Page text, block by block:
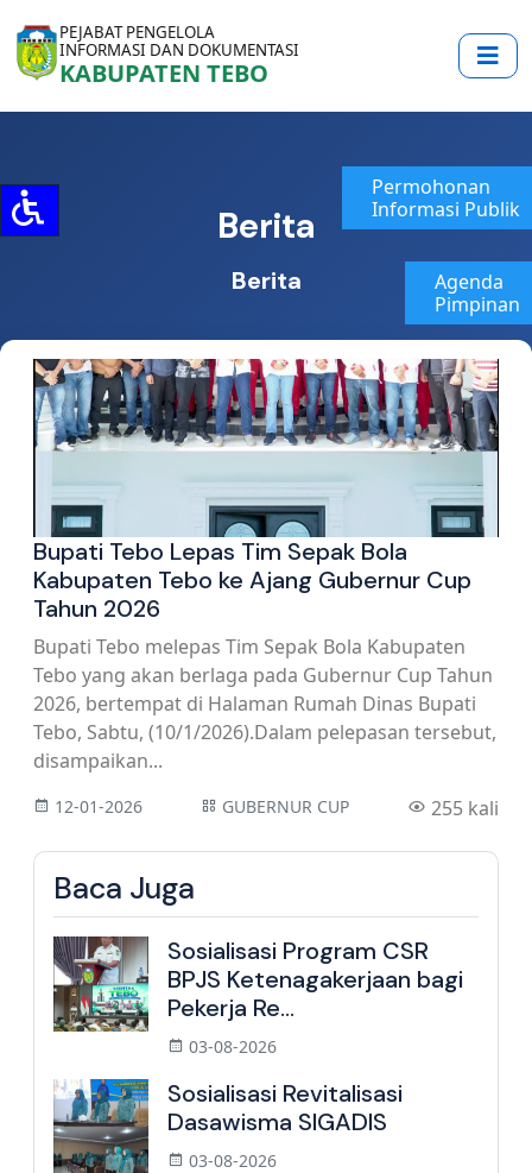
Permohonan
Informasi Publik
Agenda
Pimpinan
PEJABAT PENGELOLA
INFORMASI DAN DOKUMENTASI
KABUPATEN TEBO
Berita
Berita
Bupati Tebo Lepas Tim Sepak Bola
Kabupaten Tebo ke Ajang Gubernur Cup
Tahun 2026
Bupati Tebo melepas Tim Sepak Bola Kabupaten
Tebo yang akan berlaga pada Gubernur Cup Tahun
2026, bertempat di Halaman Rumah Dinas Bupati
Tebo, Sabtu, (10/1/2026).Dalam pelepasan tersebut,
disampaikan...
12-01-2026 GUBERNUR CUP 255 kali
Baca Juga
Sosialisasi Program CSR
BPJS Ketenagakerjaan bagi
Pekerja Re...
03-08-2026
Sosialisasi Revitalisasi
Dasawisma SIGADIS
03-08-2026